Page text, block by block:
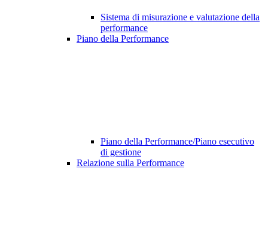
Sistema di misurazione e valutazione della
performance
Piano della Performance
Piano della Performance/Piano esecutivo
di gestione
Relazione sulla Performance